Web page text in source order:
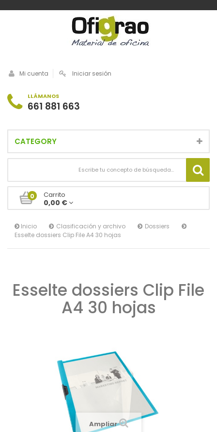
Mi cuenta Iniciar sesión
LLÁMANOS
661 881 663
CATEGORY
0 Carrito
0,00 €
Inicio Clasificación y archivo
Dossiers
Esselte dossiers Clip File A4 30 hojas
Esselte dossiers Clip File
A4 30 hojas
Ampliar